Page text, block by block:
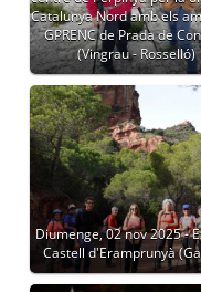
Catalunya Nord amb els
GPRENC de Prada de
(Vingrau - Rosselló)
Diumenge, 02 nov 2025 -
Castell d'Eramprunyà